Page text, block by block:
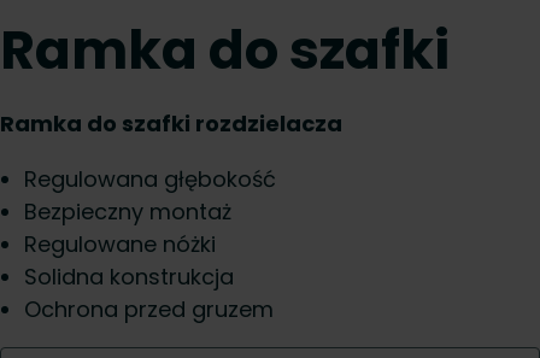
Ramka do szafki
Ramka do szafki rozdzielacza
Regulowana głębokość
Bezpieczny montaż
Regulowane nóżki
Solidna konstrukcja
Ochrona przed gruzem